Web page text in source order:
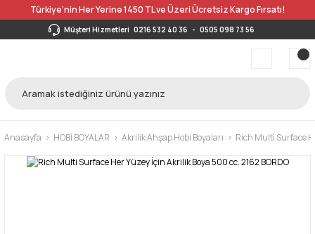
Türkiye’nin Her Yerine 1450 TL ve Üzeri Ücretsiz Kargo Fırsatı!
Müşteri Hizmetleri 0216 532 40 36 - 0505 098 73 56
Anasayfa HOBİ BOYALAR Akrilik Ahşap Hobi Boyaları Rich Multi Surface